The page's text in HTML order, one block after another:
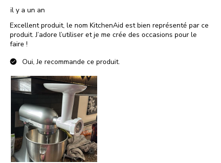
il y a un an
Excellent produit, le nom KitchenAid est bien représenté par ce
produit. J’adore l’utiliser et je me crée des occasions pour le
faire !
Oui, Je recommande ce produit.